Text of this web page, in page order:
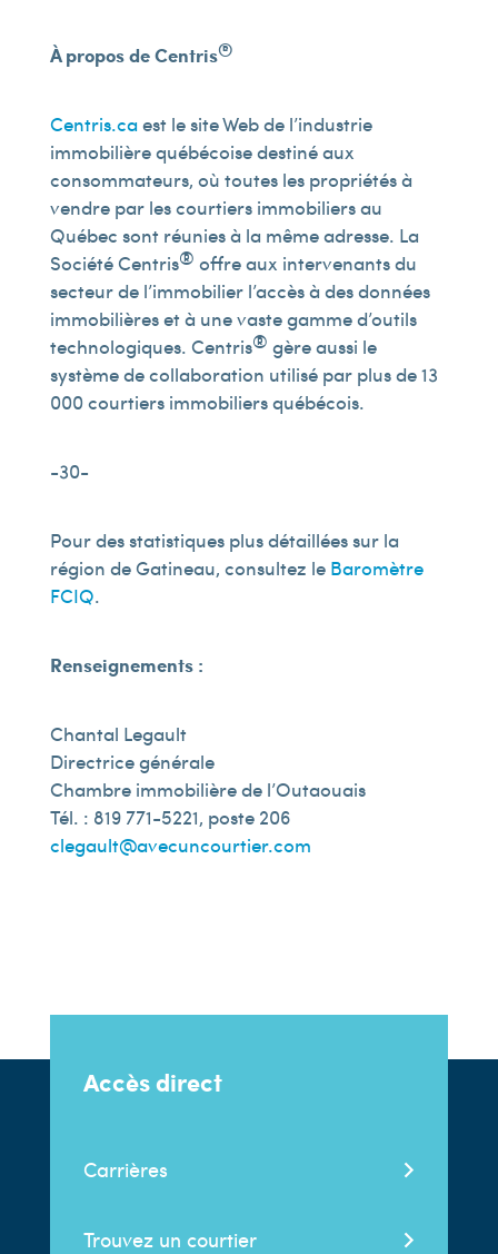
À propos de Centris®
Centris.caest le site Web de l’industrie
immobilière québécoise destiné aux
consommateurs, où toutes les propriétés à
vendre par les courtiers immobiliers au
Québec sont réunies à la même adresse. La
Société Centris® offre aux intervenants du
secteur de l’immobilier l’accès à des données
immobilières et à une vaste gamme d’outils
technologiques. Centris® gère aussi le
système de collaboration utilisé par plus de 13
000 courtiers immobiliers québécois.
-30-
Pour des statistiques plus détaillées sur la
région de Gatineau, consultez le Baromètre
FCIQ.
Renseignements :
Chantal Legault
Directrice générale
Chambre immobilière de l’Outaouais
Tél. : 819 771-5221, poste 206
clegault@avecuncourtier.com
Accès direct
Carrières
Trouvez un courtier